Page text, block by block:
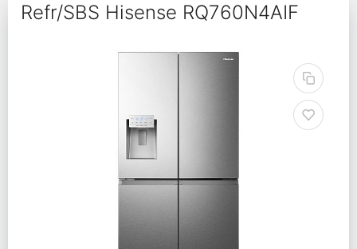
Refr/SBS Hisense RQ760N4AIF